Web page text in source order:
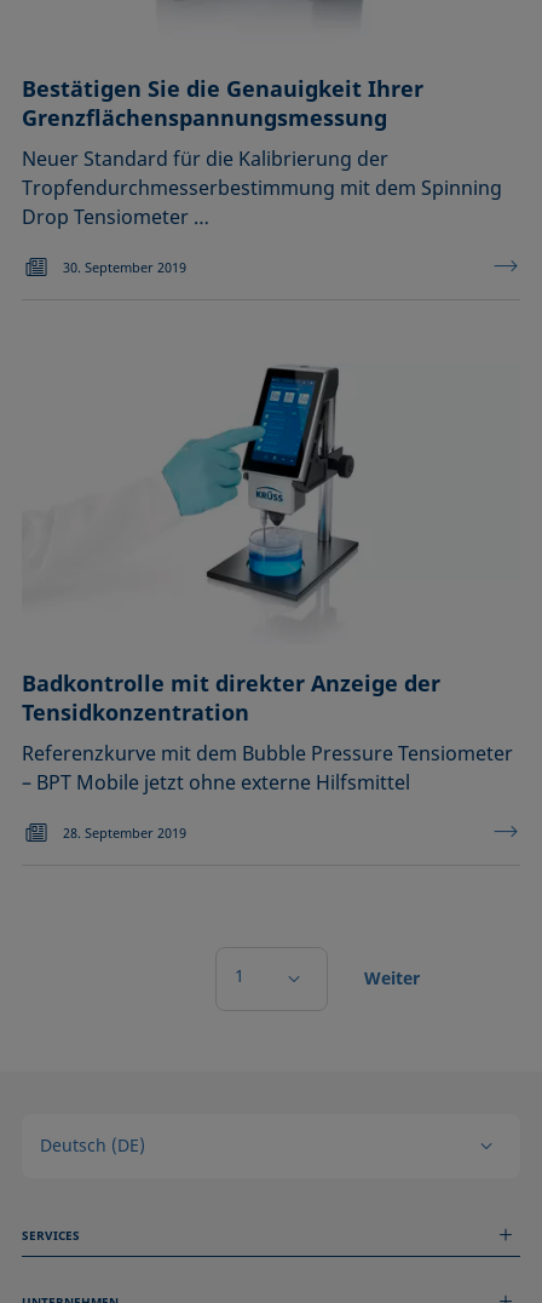
Bestätigen Sie die Genauigkeit Ihrer
Grenzflächenspannungsmessung
Neuer Standard für die Kalibrierung der
Tropfendurchmesserbestimmung mit dem Spinning
Drop Tensiometer …
30. September 2019
Badkontrolle mit direkter Anzeige der
Tensidkonzentration
Referenzkurve mit dem Bubble Pressure Tensiometer
– BPT Mobile jetzt ohne externe Hilfsmittel
28. September 2019
1 Weiter
Deutsch (DE)
SERVICES